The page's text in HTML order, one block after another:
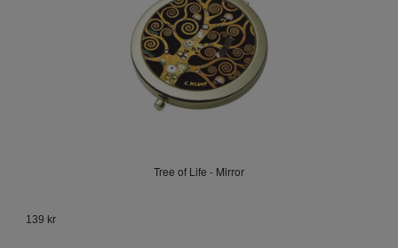
Tree of Life - Mirror
139 kr